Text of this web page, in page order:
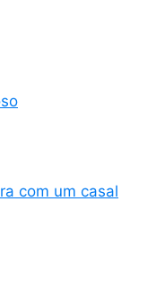
com um casal